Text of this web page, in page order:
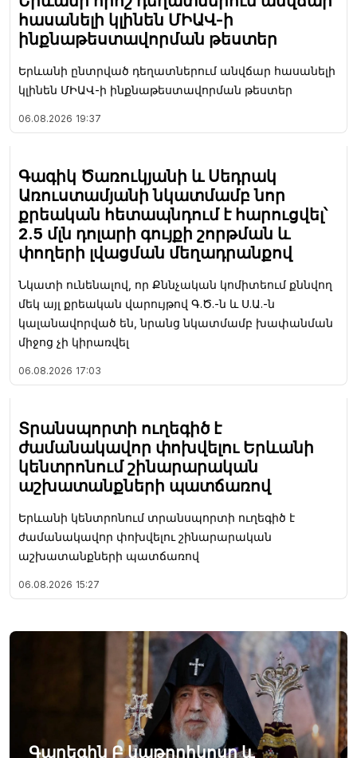
հասանելի կլինեն ՄԻԱՎ-ի
ինքնաթեստավորման թեստեր
Երևանի ընտրված դեղատներում անվճար հասանելի
կլինեն ՄԻԱՎ-ի ինքնաթեստավորման թեստեր
06.08.2026 19:37
Գագիկ Ծառուկյանի և Սեդրակ
Առուստամյանի նկատմամբ նոր
քրեական հետապնդում է հարուցվել՝
2.5 մլն դոլարի գույքի շորթման և
փողերի լվացման մեղադրանքով
Նկատի ունենալով, որ Քննչական կոմիտեում քննվող
մեկ այլ քրեական վարույթով Գ.Ծ.-ն և Ս.Ա.-ն
կալանավորված են, նրանց նկատմամբ խափանման
միջոց չի կիրառվել
06.08.2026 17:03
Տրանսպորտի ուղեգիծ է
ժամանակավոր փոխվելու Երևանի
կենտրոնում շինարարական
աշխատանքների պատճառով
Երևանի կենտրոնում տրանսպորտի ուղեգիծ է
ժամանակավոր փոխվելու շինարարական
աշխատանքների պատճառով
06.08.2026 15:27
Գարեգին Բ կաթողիկոսը և